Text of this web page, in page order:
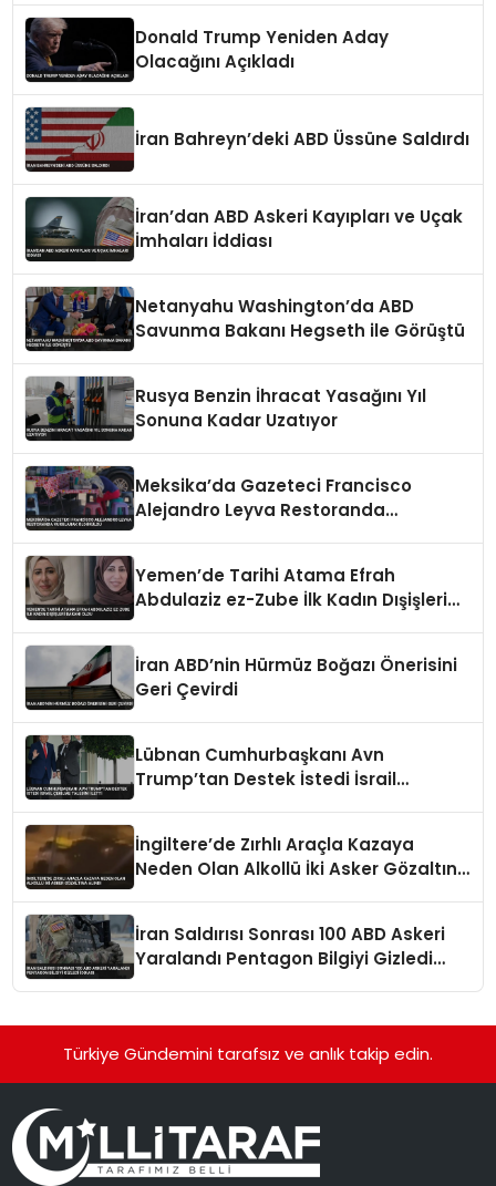
Donald Trump Yeniden Aday
Olacağını Açıkladı
İran Bahreyn’deki ABD Üssüne Saldırdı
İran’dan ABD Askeri Kayıpları ve Uçak
İmhaları İddiası
Netanyahu Washington’da ABD
Savunma Bakanı Hegseth ile Görüştü
Rusya Benzin İhracat Yasağını Yıl
Sonuna Kadar Uzatıyor
Meksika’da Gazeteci Francisco
Alejandro Leyva Restoranda
Yemen’de Tarihi Atama Efrah
Abdulaziz ez-Zube İlk Kadın Dışişleri
İran ABD’nin Hürmüz Boğazı Önerisini
Geri Çevirdi
Lübnan Cumhurbaşkanı Avn
Trump’tan Destek İstedi İsrail
İngiltere’de Zırhlı Araçla Kazaya
Neden Olan Alkollü İki Asker Gözaltına
İran Saldırısı Sonrası 100 ABD Askeri
Yaralandı Pentagon Bilgiyi Gizledi
Türkiye Gündemini tarafsız ve anlık takip edin.